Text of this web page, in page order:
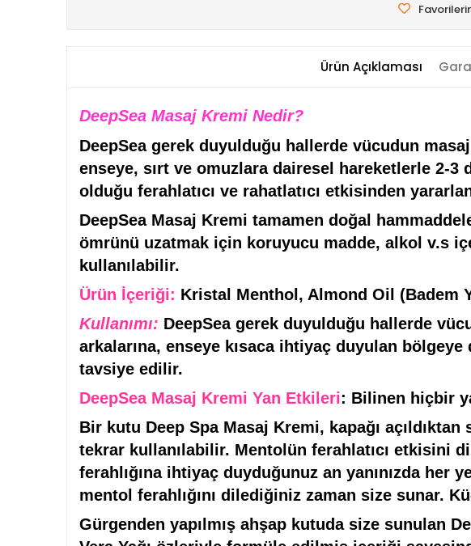
Ürün Açıklaması
DeepSea Masaj Kremi Nedir?
DeepSea gerek duyulduğu hallerde vücudun
enseye, sırt ve omuzlara dairesel hareketlerle 2-
olduğu ferahlatıcı ve rahatlatıcı etkisinden
DeepSea Masaj Kremi tamamen doğal
ömrünü uzatmak için koruyucu madde, alkol v.s
kullanılabilir.
Ürün İçeriği: Kristal Menthol, Almond Oil (Badem
Kullanımı: DeepSea gerek duyulduğu hallerde
arkalarına, enseye kısaca ihtiyaç duyulan
tavsiye edilir.
DeepSea Masaj Kremi Yan Etkileri: Bilinen hiçbir
Bir kutu Deep Spa Masaj Kremi, kapağı
tekrar kullanılabilir. Mentolün ferahlatıcı etkisini
ferahlığına ihtiyaç duyduğunuz an yanınızda her
mentol ferahlığını dilediğiniz zaman size sunar.
Gürgenden yapılmış ahşap kutuda size sunulan